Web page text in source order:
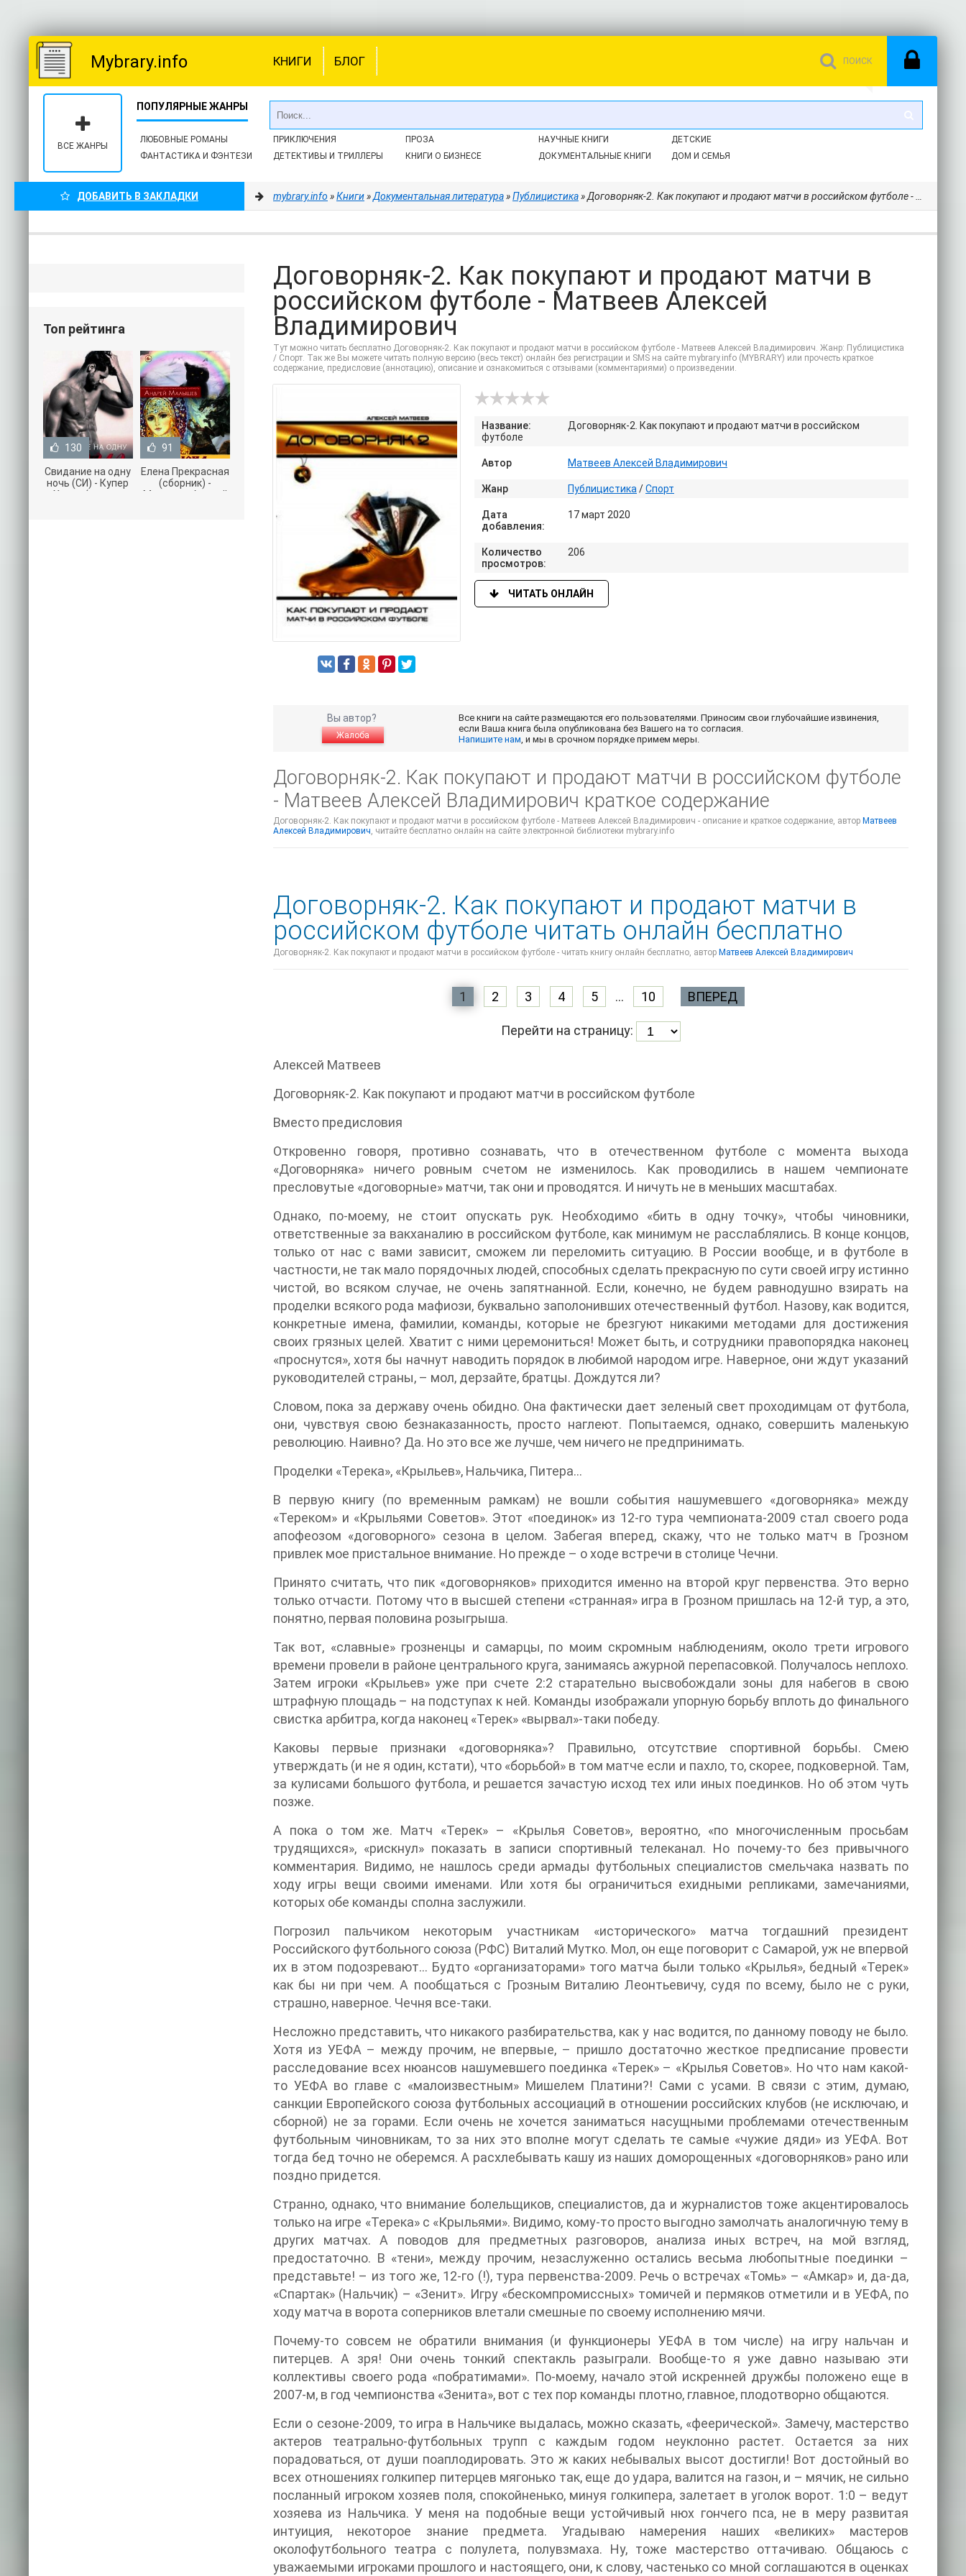
Mybrary.info КНИГИ БЛОГ
ЛЮБОВНЫЕ РОМАНЫ
ФАНТАСТИКА И ФЭНТЕЗИ
ПРИКЛЮЧЕНИЯ
ДЕТЕКТИВЫ И ТРИЛЛЕРЫ
ПРОЗА
КНИГИ О БИЗНЕСЕ
НАУЧНЫЕ КНИГИ
ДОКУМЕНТАЛЬНЫЕ КНИГИ
ДЕТСКИЕ
ДОМ И СЕМЬЯ
ВСЕ ЖАНРЫ
ДОБАВИТЬ В ЗАКЛАДКИ mybrary.info »Книги»Документальная литература»Публицистика» Договорняк-2. Как покупают и продают матчи в российском футболе - Матвеев Алексей Владимирович
Договорняк-2. Как покупают и продают матчи в
российском футболе - Матвеев Алексей
Владимирович
Тут можно читать бесплатно Договорняк-2. Как покупают и продают матчи в российском футболе - Матвеев Алексей Владимирович. Жанр: Публицистика
/ Спорт. Так же Вы можете читать полную версию (весь текст) онлайн без регистрации и SMS на сайте mybrary.info (MYBRARY) или прочесть краткое
содержание, предисловие (аннотацию), описание и ознакомиться с отзывами (комментариями) о произведении.
Название:
Договорняк-2. Как покупают и продают матчи в российском
футболе
Автор Матвеев Алексей Владимирович
Жанр Публицистика /Спорт
Дата
добавления:
17 март 2020
Количество
просмотров:
206
ЧИТАТЬ ОНЛАЙН
Вы автор?
Жалоба
Все книги на сайте размещаются его пользователями. Приносим свои глубочайшие извинения,
если Ваша книга была опубликована без Вашего на то согласия.
Напишите нам, и мы в срочном порядке примем меры.
Договорняк-2. Как покупают и продают матчи в российском футболе
- Матвеев Алексей Владимирович краткое содержание
Договорняк-2. Как покупают и продают матчи в российском футболе - Матвеев Алексей Владимирович - описание и краткое содержание, автор Матвеев
Алексей Владимирович, читайте бесплатно онлайн на сайте электронной библиотеки mybrary.info
Договорняк-2. Как покупают и продают матчи в
российском футболе читать онлайн бесплатно
Договорняк-2. Как покупают и продают матчи в российском футболе - читать книгу онлайн бесплатно, автор Матвеев Алексей Владимирович
1 2 3 4 5 ... 10 ВПЕРЕД
Перейти на страницу:
Алексей Матвеев
Договорняк-2. Как покупают и продают матчи в российском футболе
Вместо предисловия
Откровенно говоря, противно сознавать, что в отечественном футболе с момента выхода
«Договорняка» ничего ровным счетом не изменилось. Как проводились в нашем чемпионате
пресловутые «договорные» матчи, так они и проводятся. И ничуть не в меньших масштабах.
Однако, по-моему, не стоит опускать рук. Необходимо «бить в одну точку», чтобы чиновники,
ответственные за вакханалию в российском футболе, как минимум не расслаблялись. В конце концов,
только от нас с вами зависит, сможем ли переломить ситуацию. В России вообще, и в футболе в
частности, не так мало порядочных людей, способных сделать прекрасную по сути своей игру истинно
чистой, во всяком случае, не очень запятнанной. Если, конечно, не будем равнодушно взирать на
проделки всякого рода мафиози, буквально заполонивших отечественный футбол. Назову, как водится,
конкретные имена, фамилии, команды, которые не брезгуют никакими методами для достижения
своих грязных целей. Хватит с ними церемониться! Может быть, и сотрудники правопорядка наконец
«проснутся», хотя бы начнут наводить порядок в любимой народом игре. Наверное, они ждут указаний
руководителей страны, – мол, дерзайте, братцы. Дождутся ли?
Словом, пока за державу очень обидно. Она фактически дает зеленый свет проходимцам от футбола,
они, чувствуя свою безнаказанность, просто наглеют. Попытаемся, однако, совершить маленькую
революцию. Наивно? Да. Но это все же лучше, чем ничего не предпринимать.
Проделки «Терека», «Крыльев», Нальчика, Питера...
В первую книгу (по временным рамкам) не вошли события нашумевшего «договорняка» между
«Тереком» и «Крыльями Советов». Этот «поединок» из 12-го тура чемпионата-2009 стал своего рода
апофеозом «договорного» сезона в целом. Забегая вперед, скажу, что не только матч в Грозном
привлек мое пристальное внимание. Но прежде – о ходе встречи в столице Чечни.
Принято считать, что пик «договорняков» приходится именно на второй круг первенства. Это верно
только отчасти. Потому что в высшей степени «странная» игра в Грозном пришлась на 12-й тур, а это,
понятно, первая половина розыгрыша.
Так вот, «славные» грозненцы и самарцы, по моим скромным наблюдениям, около трети игрового
времени провели в районе центрального круга, занимаясь ажурной перепасовкой. Получалось неплохо.
Затем игроки «Крыльев» уже при счете 2:2 старательно высвобождали зоны для набегов в свою
штрафную площадь – на подступах к ней. Команды изображали упорную борьбу вплоть до финального
свистка арбитра, когда наконец «Терек» «вырвал»-таки победу.
Каковы первые признаки «договорняка»? Правильно, отсутствие спортивной борьбы. Смею
утверждать (и не я один, кстати), что «борьбой» в том матче если и пахло, то, скорее, подковерной. Там,
за кулисами большого футбола, и решается зачастую исход тех или иных поединков. Но об этом чуть
позже.
А пока о том же. Матч «Терек» – «Крылья Советов», вероятно, «по многочисленным просьбам
трудящихся», «рискнул» показать в записи спортивный телеканал. Но почему-то без привычного
комментария. Видимо, не нашлось среди армады футбольных специалистов смельчака назвать по
ходу игры вещи своими именами. Или хотя бы ограничиться ехидными репликами, замечаниями,
которых обе команды сполна заслужили.
Погрозил пальчиком некоторым участникам «исторического» матча тогдашний президент
Российского футбольного союза (РФС) Виталий Мутко. Мол, он еще поговорит с Самарой, уж не впервой
их в этом подозревают... Будто «организаторами» того матча были только «Крылья», бедный «Терек»
как бы ни при чем. А пообщаться с Грозным Виталию Леонтьевичу, судя по всему, было не с руки,
страшно, наверное. Чечня все-таки.
Несложно представить, что никакого разбирательства, как у нас водится, по данному поводу не было.
Хотя из УЕФА – между прочим, не впервые, – пришло достаточно жесткое предписание провести
расследование всех нюансов нашумевшего поединка «Терек» – «Крылья Советов». Но что нам какой-
то УЕФА во главе с «малоизвестным» Мишелем Платини?! Сами с усами. В связи с этим, думаю,
санкции Европейского союза футбольных ассоциаций в отношении российских клубов (не исключаю, и
сборной) не за горами. Если очень не хочется заниматься насущными проблемами отечественным
футбольным чиновникам, то за них это вполне могут сделать те самые «чужие дяди» из УЕФА. Вот
тогда бед точно не оберемся. А расхлебывать кашу из наших доморощенных «договорняков» рано или
поздно придется.
Странно, однако, что внимание болельщиков, специалистов, да и журналистов тоже акцентировалось
только на игре «Терека» с «Крыльями». Видимо, кому-то просто выгодно замолчать аналогичную тему в
других матчах. А поводов для предметных разговоров, анализа иных встреч, на мой взгляд,
предостаточно. В «тени», между прочим, незаслуженно остались весьма любопытные поединки –
представьте! – из того же, 12-го (!), тура первенства-2009. Речь о встречах «Томь» – «Амкар» и, да-да,
«Спартак» (Нальчик) – «Зенит». Игру «бескомпромиссных» томичей и пермяков отметили и в УЕФА, по
ходу матча в ворота соперников влетали смешные по своему исполнению мячи.
Почему-то совсем не обратили внимания (и функционеры УЕФА в том числе) на игру нальчан и
питерцев. А зря! Они очень тонкий спектакль разыграли. Вообще-то я уже давно называю эти
коллективы своего рода «побратимами». По-моему, начало этой искренней дружбы положено еще в
2007-м, в год чемпионства «Зенита», вот с тех пор команды плотно, главное, плодотворно общаются.
Если о сезоне-2009, то игра в Нальчике выдалась, можно сказать, «феерической». Замечу, мастерство
актеров театрально-футбольных трупп с каждым годом неуклонно растет. Остается за них
порадоваться, от души поаплодировать. Это ж каких небывалых высот достигли! Вот достойный во
всех отношениях голкипер питерцев мягонько так, еще до удара, валится на газон, и – мячик, не сильно
посланный игроком хозяев поля, спокойненько, минуя голкипера, залетает в уголок ворот. 1:0 – ведут
хозяева из Нальчика. У меня на подобные вещи устойчивый нюх гончего пса, не в меру развитая
интуиция, некоторое знание предмета. Угадываю намерения наших «великих» мастеров
околофутбольного театра с полулета, полувзмаха. Ну, тоже мастерство оттачиваю. Общаюсь с
уважаемыми игроками прошлого и настоящего, они, к слову, частенько со мной соглашаются в оценках
Топ рейтинга
130
Свидание на одну
ночь (СИ) - Купер
Хелен (читать
91
Елена Прекрасная
(сборник) -
Малышев Андрей